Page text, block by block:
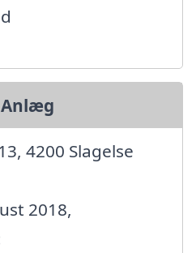
Anlæg
4200 Slagelse
2018,